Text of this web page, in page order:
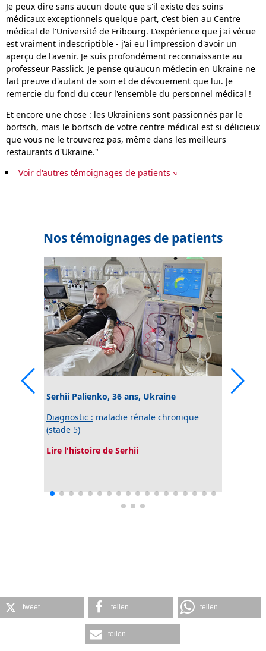
Je peux dire sans aucun doute que s'il existe des soins
médicaux exceptionnels quelque part, c'est bien au Centre
médical de l'Université de Fribourg. L'expérience que j'ai vécue
est vraiment indescriptible - j'ai eu l'impression d'avoir un
aperçu de l'avenir. Je suis profondément reconnaissante au
professeur Passlick. Je pense qu'aucun médecin en Ukraine ne
fait preuve d'autant de soin et de dévouement que lui. Je
remercie du fond du cœur l'ensemble du personnel médical !
Et encore une chose : les Ukrainiens sont passionnés par le
bortsch, mais le bortsch de votre centre médical est si délicieux
que vous ne le trouverez pas, même dans les meilleurs
restaurants d'Ukraine."
Voir d'autres témoignages de patients
Nos témoignages de patients
Serhii Palienko, 36 ans, Ukraine
Diagnostic : maladie rénale chronique
(stade 5)
Lire l'histoire de Serhii
tweet teilen teilen
teilen